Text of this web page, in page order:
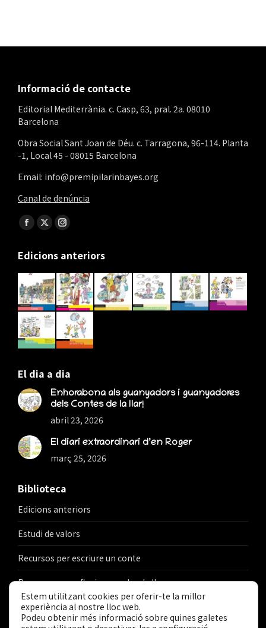
Informació de contacte
Editorial Mediterrània. c. Casp, 63, pral. 2a. 08010
Barcelona
Obra Social Sant Joan de Déu. c. Tarragona, 96-114. Planta
-1, Local 45 - 08015 Barcelona
Email: info@premipilarinbayes.org
Canal de denúncia
Find us on:
Facebook
opens
in
new
window
X
opens
in
new
window
Instagram
opens
in
new
window
Edicions anteriors
El dia a dia
Enhorabona als guanyadors i guanyadores
dels Contes de la llar!
abril 23, 2026
El diari extraordinari d’en Roger
març 25, 2026
Biblioteca
Edicions anteriors
Estudi de valors
Recursos per escriure un conte
Recursos per reflexionar sobre la llar
Estem utilitzant cookies per oferir-te la millor
experiència al nostre lloc web.
Podeu obtenir més informació sobre quines galetes